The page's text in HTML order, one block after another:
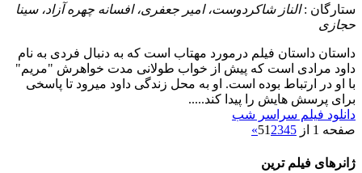
ستارگان :الناز شاکردوست، امیر جعفری، افسانه چهره آزاد، سینا
حجازی
داستان داستان فیلم درمورد مهتاب است که به دنبال فردی به نام
داود مرادی است که پیش از خواب طولانی مدت خواهرش "مریم"
با او در ارتباط بوده است. او به محل زندگی داود میرود تا پاسخی
برای پرسش هایش را پیدا کند.....
دانلود فیلم سراسر شب
صفحه 1 از 5
12345
»
ژانرهای فیلم ترین